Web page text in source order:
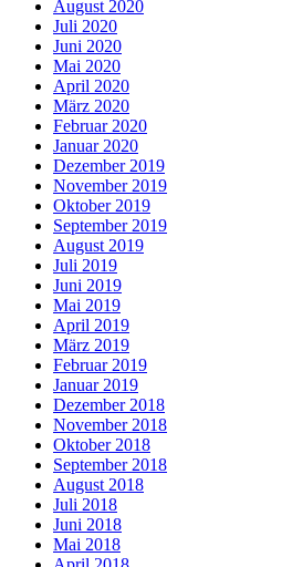
August 2020
Juli 2020
Juni 2020
Mai 2020
April 2020
März 2020
Februar 2020
Januar 2020
Dezember 2019
November 2019
Oktober 2019
September 2019
August 2019
Juli 2019
Juni 2019
Mai 2019
April 2019
März 2019
Februar 2019
Januar 2019
Dezember 2018
November 2018
Oktober 2018
September 2018
August 2018
Juli 2018
Juni 2018
Mai 2018